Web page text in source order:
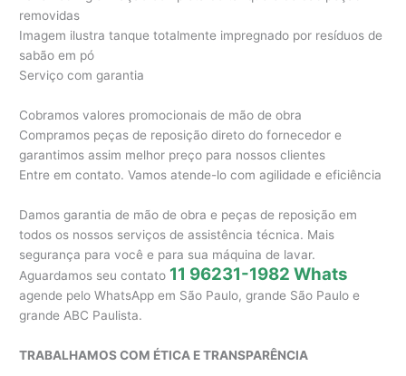
removidas
Imagem ilustra tanque totalmente impregnado por resíduos de
sabão em pó
Serviço com garantia
Cobramos valores promocionais de mão de obra
Compramos peças de reposição direto do fornecedor e
garantimos assim melhor preço para nossos clientes
Entre em contato. Vamos atende-lo com agilidade e eficiência
Damos garantia de mão de obra e peças de reposição em
todos os nossos serviços de assistência técnica. Mais
segurança para você e para sua máquina de lavar.
Aguardamos seu contato 11 96231-1982 Whats
agende pelo WhatsApp em São Paulo, grande São Paulo e
grande ABC Paulista.
TRABALHAMOS COM ÉTICA E TRANSPARÊNCIA